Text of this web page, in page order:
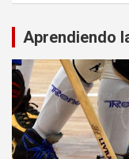
Aprendiendo